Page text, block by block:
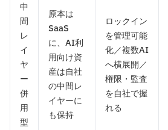
中
間
レ
イ
ヤ
ー
併
用
型
原本は
SaaS
に、AI利
用向け資
産は自社
の中間レ
イヤーに
も保持
ロックイン
を管理可能
化／複数AI
へ横展開／
権限・監査
を自社で握
れる